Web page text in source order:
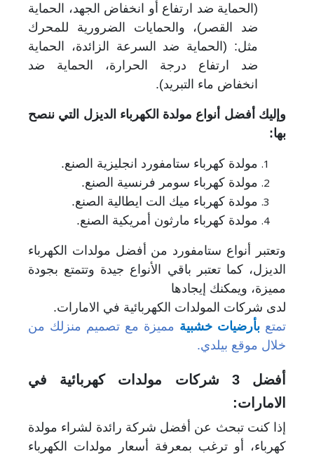
(الحماية ضد ارتفاع أو انخفاض الجهد، الحماية
ضد القصر)، والحمايات الضرورية للمحرك
مثل: (الحماية ضد السرعة الزائدة، الحماية
ضد ارتفاع درجة الحرارة، الحماية ضد
انخفاض ماء التبريد).
وإليك أفضل أنواع مولدة الكهرباء الديزل التي ننصح
بها:
مولدة كهرباء ستامفورد انجليزية الصنع.
مولدة كهرباء سومر فرنسية الصنع.
مولدة كهرباء ميك الت ايطالية الصنع.
مولدة كهرباء مارثون أمريكية الصنع.
وتعتبر أنواع ستامفورد من أفضل مولدات الكهرباء
الديزل، كما تعتبر باقي الأنواع جيدة وتتمتع بجودة
مميزة، ويمكنك إيجادها
لدى شركات المولدات الكهربائية في الامارات.
تمتع بأرضيات خشبية مميزة مع تصميم منزلك من
خلال موقع بيلدي.
أفضل 3 شركات مولدات كهربائية في
الامارات:
إذا كنت تبحث عن أفضل شركة رائدة لشراء مولدة
كهرباء، أو ترغب بمعرفة أسعار مولدات الكهرباء